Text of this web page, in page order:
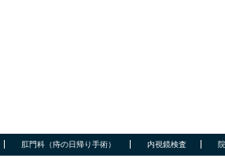
肛門科（痔の日帰り手術） 内視鏡検査